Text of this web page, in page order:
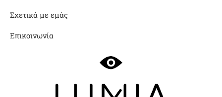
Σχετικά με εμάς
Επικοινωνία